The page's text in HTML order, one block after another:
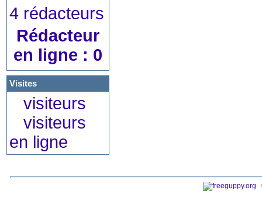
4 rédacteurs
Rédacteur
en ligne : 0
Visites
visiteurs
visiteurs
en ligne